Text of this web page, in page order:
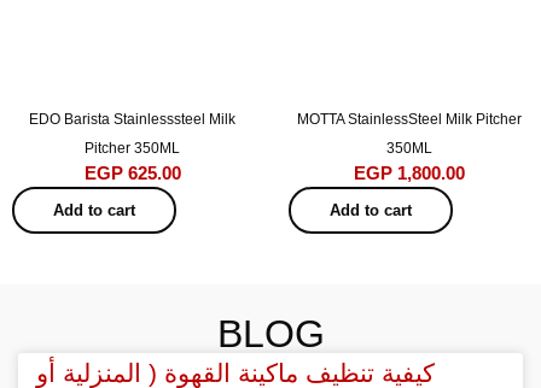
EDO Barista Stainlesssteel Milk
Pitcher 350ML
EGP625.00
Add to cart
MOTTA StainlessSteel Milk Pitcher
350ML
EGP1,800.00
Add to cart
BLOG
كيفية تنظيف ماكينة القهوة ( المنزلية أو